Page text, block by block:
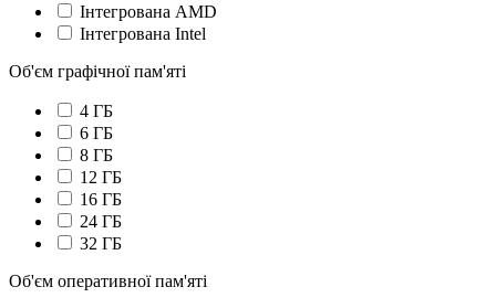
Інтегрована AMD
Інтегрована Intel
Об'єм графічної пам'яті
4 ГБ
6 ГБ
8 ГБ
12 ГБ
16 ГБ
24 ГБ
32 ГБ
Об'єм оперативної пам'яті